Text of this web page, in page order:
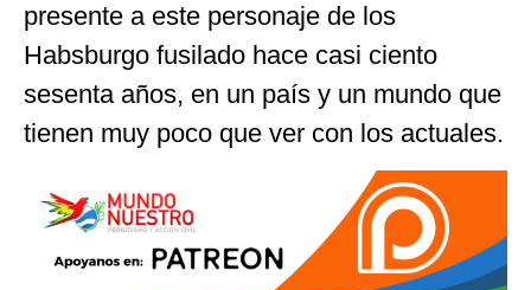
presente a este personaje de los
Habsburgo fusilado hace casi ciento
sesenta años, en un país y un mundo que
tienen muy poco que ver con los actuales.